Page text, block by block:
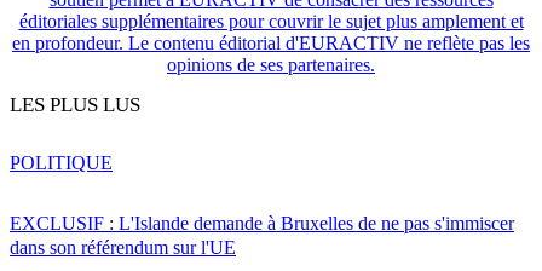
éditoriales supplémentaires pour couvrir le sujet plus amplement et
en profondeur. Le contenu éditorial d'EURACTIV ne reflète pas les
opinions de ses partenaires.
LES PLUS LUS
EXCLUSIF : L'Islande demande à Bruxelles de ne pas s'immiscer
dans son référendum sur l'UE
POLITIQUE